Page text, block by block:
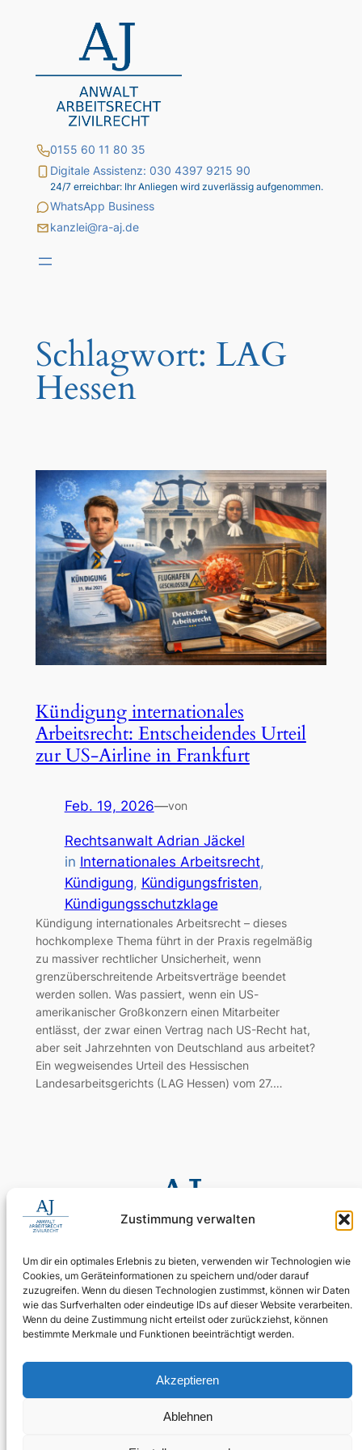
Zustimmung verwalten
Um dir ein optimales Erlebnis zu bieten, verwenden wir Technologien wie
Cookies, um Geräteinformationen zu speichern und/oder darauf
zuzugreifen. Wenn du diesen Technologien zustimmst, können wir Daten
wie das Surfverhalten oder eindeutige IDs auf dieser Website verarbeiten.
Wenn du deine Zustimmung nicht erteilst oder zurückziehst, können
bestimmte Merkmale und Funktionen beeinträchtigt werden.
Akzeptieren
Ablehnen
0155 60 11 80 35
Digitale Assistenz: 030 4397 9215 90
24/7 erreichbar: Ihr Anliegen wird zuverlässig aufgenommen.
WhatsApp Business
kanzlei@ra-aj.de
Schlagwort: LAG
Hessen
Kündigung internationales
Arbeitsrecht: Entscheidendes Urteil
zur US-Airline in Frankfurt
Feb. 19, 2026—von
Rechtsanwalt Adrian Jäckel
in Internationales Arbeitsrecht
Kündigung, Kündigungsfristen
Kündigungsschutzklage
Kündigung internationales Arbeitsrecht – dieses
hochkomplexe Thema führt in der Praxis regelmäßig
zu massiver rechtlicher Unsicherheit, wenn
grenzüberschreitende Arbeitsverträge beendet
werden sollen. Was passiert, wenn ein US-
amerikanischer Großkonzern einen Mitarbeiter
entlässt, der zwar einen Vertrag nach US-Recht hat,
aber seit Jahrzehnten von Deutschland aus arbeitet?
Ein wegweisendes Urteil des Hessischen
Landesarbeitsgerichts (LAG Hessen) vom 27.…
0155 60 11 80 35
Digitale Assistenz: 030 4397 9215 90
24/7 erreichbar: Ihr Anliegen wird zuverlässig aufgenommen.
WhatsApp Business
kanzlei@ra-aj.de